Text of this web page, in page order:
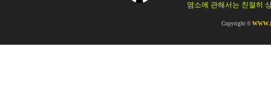
염소에 관해서는 친절히
Copyright ©